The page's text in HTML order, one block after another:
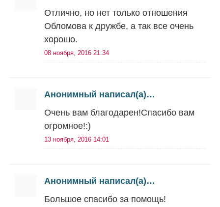
Отлично, но нет только отношения
Обломова к дружбе, а так все очень
хорошо.
08 ноября, 2016 21:34
Анонимный написал(а)…
Очень вам благодарен!Спасибо вам
огромное!:)
13 ноября, 2016 14:01
Анонимный написал(а)…
Большое спасибо за помощь!